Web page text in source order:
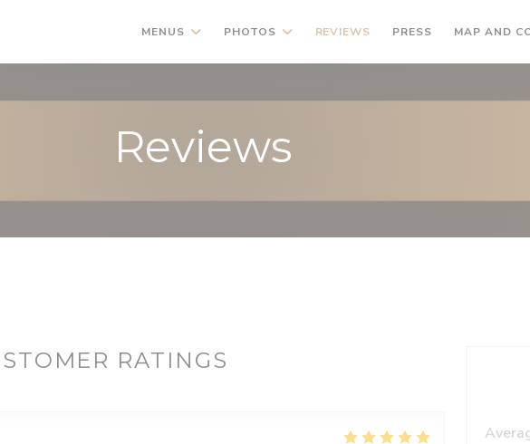
MENUS PHOTOS REVIEWS PRESS MAP AND
Reviews
RATINGS